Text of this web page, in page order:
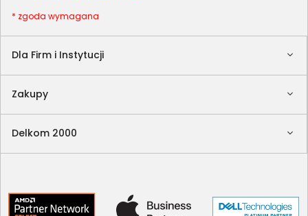
Dla Firm i Instytucji
Zakupy
Delkom 2000
* zgoda wymagana